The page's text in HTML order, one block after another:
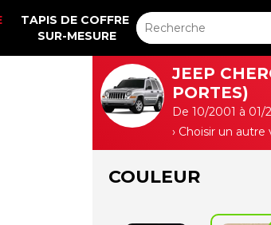
JEEP
PORTES)
De 10/2001 à 01/
› Choisir un autre
COULEUR
TAPIS DE COFFRE
SUR-MESURE